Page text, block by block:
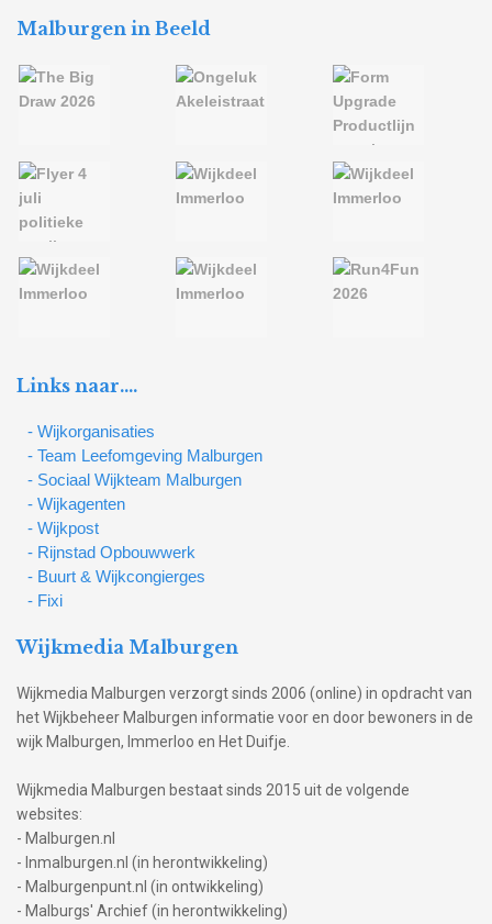
Malburgen in Beeld
Links naar….
- Wijkorganisaties
- Team Leefomgeving Malburgen
- Sociaal Wijkteam Malburgen
- Wijkagenten
- Wijkpost
- Rijnstad Opbouwwerk
- Buurt & Wijkcongierges
- Fixi
Wijkmedia Malburgen
Wijkmedia Malburgen verzorgt sinds 2006 (online) in opdracht van
het Wijkbeheer Malburgen informatie voor en door bewoners in de
wijk Malburgen, Immerloo en Het Duifje.
Wijkmedia Malburgen bestaat sinds 2015 uit de volgende
websites:
- Malburgen.nl
- Inmalburgen.nl (in herontwikkeling)
- Malburgenpunt.nl (in ontwikkeling)
- Malburgs' Archief (in herontwikkeling)